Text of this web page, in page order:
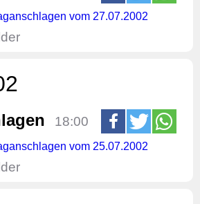
vom 27.07.2002
18:00
vom 25.07.2002